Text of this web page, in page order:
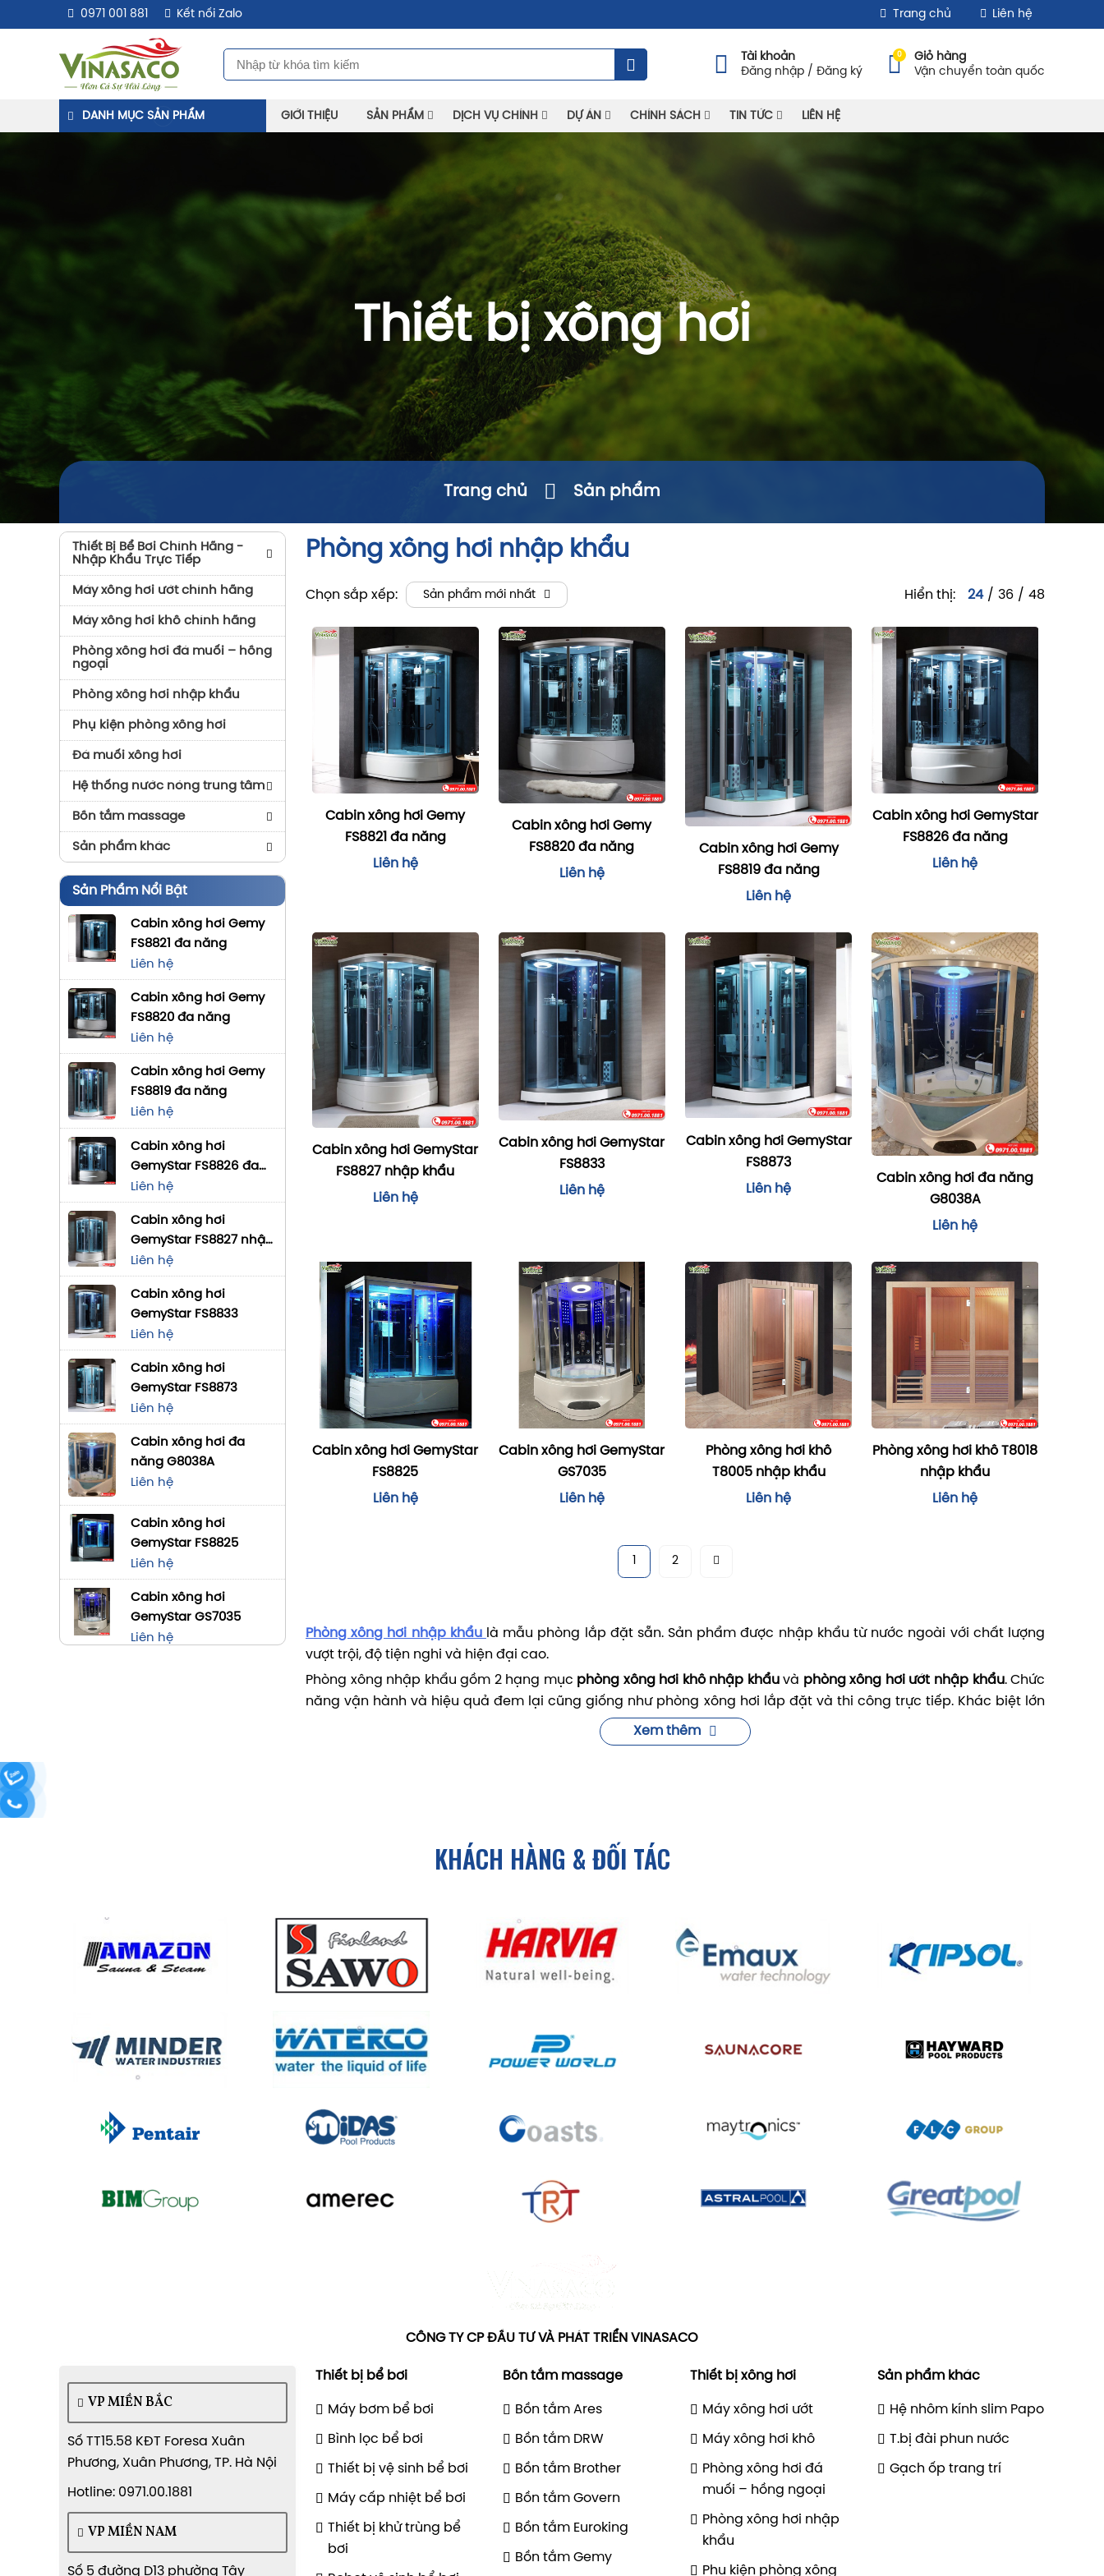
0971 001 881 Kết nối Zalo Trang chủ Liên hệ
Tài khoản
Đăng nhập / Đăng ký
0
Giỏ hàng
Vận chuyển toàn quốc
DANH MỤC SẢN PHẨM GIỚI THIỆU SẢN PHẨM DỊCH VỤ CHÍNH DỰ ÁN CHÍNH SÁCH TIN TỨC LIÊN HỆ
Thiết bị xông hơi
Trang chủ Sản phẩm
Thiết Bị Bể Bơi Chính Hãng -
Nhập Khẩu Trực Tiếp
Máy Bơm Bể Bơi
Bình Lọc Bể Bơi
Thiết Bị Vệ Sinh Bể Bơi
Máy Bơm Nhiệt Bể Bơi
Thiết Bị Khử Trùng Bể Bơi
Robot Vệ Sinh Bể Bơi
Hóa Chất Bể Bơi
Thiết Bị Cứu Hộ Bể Bơi
Phụ Kiện Bể Bơi
Thiết Bị Trang Trí Bể Bơi
Máy xông hơi ướt chính hãng
Máy xông hơi khô chính hãng
Phòng xông hơi đá muối – hồng
ngoại
Phòng xông hơi nhập khẩu
Phụ kiện phòng xông hơi
Đá muối xông hơi
Hệ thống nước nóng trung tâm
Máy Bơm Nhiệt Nước Nóng
Power World
Máy Bơm Nhiệt Nước Nóng
TRT
Bồn tắm massage
Bồn Tắm Ares
Bồn Tắm DRW
Bồn Tắm Brother
Bồn Tắm Gemy
Bồn Tắm Ruby
Bồn Tắm Ngâm Nghệ Thuật
Sản phẩm khác
Hệ Nhôm Kính Slim Papo
T.bị Đài Phun Nước
Gạch Ốp Trang Trí
Gạch Mosaic Bể Bơi
Tấm Phủ Liner
Sản Phẩm Nổi Bật
Cabin xông hơi Gemy
FS8821 đa năng
Liên hệ
Cabin xông hơi Gemy
FS8820 đa năng
Liên hệ
Cabin xông hơi Gemy
FS8819 đa năng
Liên hệ
Cabin xông hơi
GemyStar FS8826 đa
năng
Liên hệ
Cabin xông hơi
GemyStar FS8827 nhập
khẩu
Liên hệ
Cabin xông hơi
GemyStar FS8833
Liên hệ
Cabin xông hơi
GemyStar FS8873
Liên hệ
Cabin xông hơi đa
năng G8038A
Liên hệ
Cabin xông hơi
GemyStar FS8825
Liên hệ
Cabin xông hơi
GemyStar GS7035
Liên hệ
Phòng xông hơi nhập khẩu
Chọn sắp xếp: Sản phẩm mới nhất Hiển thị: 24 / 36 / 48
Cabin xông hơi Gemy
FS8821 đa năng
Liên hệ
Cabin xông hơi Gemy
FS8820 đa năng
Liên hệ
Cabin xông hơi Gemy
FS8819 đa năng
Liên hệ
Cabin xông hơi GemyStar
FS8826 đa năng
Liên hệ
Cabin xông hơi GemyStar
FS8827 nhập khẩu
Liên hệ
Cabin xông hơi GemyStar
FS8833
Liên hệ
Cabin xông hơi GemyStar
FS8873
Liên hệ
Cabin xông hơi đa năng
G8038A
Liên hệ
Cabin xông hơi GemyStar
FS8825
Liên hệ
Cabin xông hơi GemyStar
GS7035
Liên hệ
Phòng xông hơi khô
T8005 nhập khẩu
Liên hệ
Phòng xông hơi khô T8018
nhập khẩu
Liên hệ
1 2
Phòng xông hơi nhập khẩu là mẫu phòng lắp đặt sẵn. Sản phẩm được nhập khẩu từ nước ngoài với chất lượng
vượt trội, độ tiện nghi và hiện đại cao.
Phòng xông nhập khẩu gồm 2 hạng mục phòng xông hơi khô nhập khẩuvà phòng xông hơi ướt nhập khẩu. Chức
năng vận hành và hiệu quả đem lại cũng giống như phòng xông hơi lắp đặt và thi công trực tiếp. Khác biệt lớn
nhất giữa 2 loại là về hình thức. Phòng nhập khẩu được sản xuất nguyên chiếc, đầy đủ bộ phận và phụ kiện.
là sẵn sàng cho những phút xông hơi thư giãn.
của bạn. Bên cạnh đó, một số thiết kế phòng xông lắp sẵn còn kết hợp làm phòng tắm khi không không dùng cho
cầu sở hữu phòng xông nhập khẩu chất lượng, vui lòng liên hệ với chúng tôi
Tại sao nên mua sắm phòng xông hơi nhập khẩu tại Vinasaco?
Quy trình mua bán minh bạch, chuyên nghiệp – Nhanh gọn, không qua trung gian. Cung cấp đầy đủ giấy tờ
mua bán, nhập khẩu, phiếu bảo hành
Chính sách mua bán hàng ưu đãi, giá cả cạnh tranh. Chính sách bảo hành triển khai nhanh chóng
Luôn sẵn sàng tư vấn và hỗ trợ khách hàng trong suốt thời gian sử dụng và vận hành.
nhận báo giá và tư vấn miễn phí, khách hàng vui lòng liên hệ
0971.00.1881/ info.vinasaco@gmail.com
Xem thêm
KHÁCH HÀNG & ĐỐI TÁC
CÔNG TY CP ĐẦU TƯ VÀ PHÁT TRIỂN VINASACO
VP MIỀN BẮC
Số TT15.58 KĐT Foresa Xuân
Phương, Xuân Phương, TP. Hà Nội
Hotline: 0971.00.1881
VP MIỀN NAM
Số 5 đường D13 phường Tây
Thiết bị bể bơi
Máy bơm bể bơi
Bình lọc bể bơi
Thiết bị vệ sinh bể bơi
Máy cấp nhiệt bể bơi
Thiết bị khử trùng bể
bơi
Bồn tắm massage
Bồn tắm Ares
Bồn tắm DRW
Bồn tắm Brother
Bồn tắm Govern
Bồn tắm Euroking
Bồn tắm Gemy
Thiết bị xông hơi
Máy xông hơi ướt
Máy xông hơi khô
Phòng xông hơi đá
muối – hồng ngoại
Phòng xông hơi nhập
khẩu
Phụ kiện phòng xông
Sản phẩm khác
Hệ nhôm kính slim Papo
T.bị đài phun nước
Gạch ốp trang trí